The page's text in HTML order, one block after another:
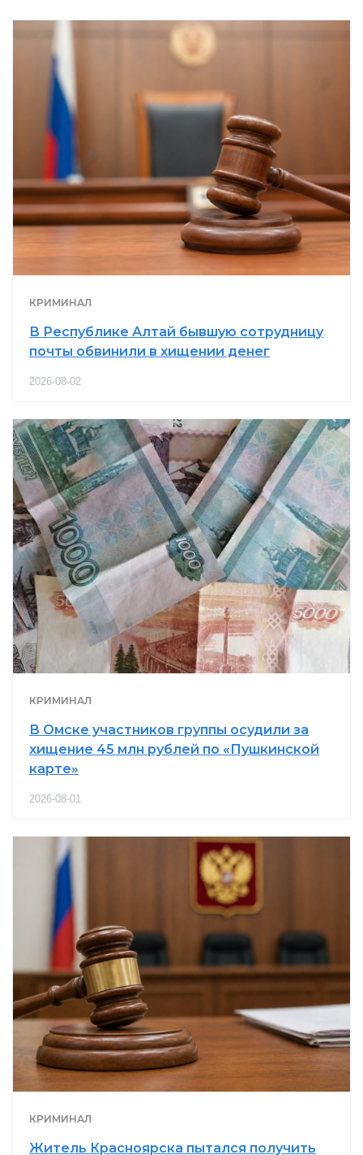
КРИМИНАЛ
В Республике Алтай бывшую сотрудницу
почты обвинили в хищении денег
2026-08-02
КРИМИНАЛ
В Омске участников группы осудили за
хищение 45 млн рублей по «Пушкинской
карте»
2026-08-01
КРИМИНАЛ
Житель Красноярска пытался получить